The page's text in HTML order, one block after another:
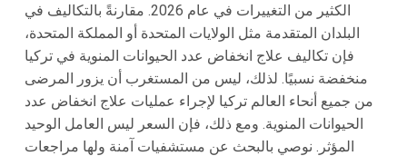
الكثير من التغييرات في عام 2026. مقارنةً بالتكاليف في
البلدان المتقدمة مثل الولايات المتحدة أو المملكة المتحدة،
فإن تكاليف علاج انخفاض عدد الحيوانات المنوية في تركيا
منخفضة نسبيًا. لذلك، ليس من المستغرب أن يزور المرضى
من جميع أنحاء العالم تركيا لإجراء عمليات علاج انخفاض عدد
الحيوانات المنوية. ومع ذلك، فإن السعر ليس العامل الوحيد
المؤثر. نوصي بالبحث عن مستشفيات آمنة ولها مراجعات